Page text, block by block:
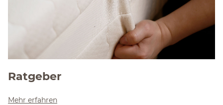
Ratgeber
Mehr erfahren